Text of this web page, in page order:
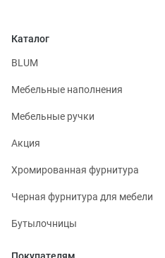
Каталог
BLUM
Мебельные наполнения
Мебельные ручки
Акция
Хромированная фурнитура
Черная фурнитура для мебели
Бутылочницы